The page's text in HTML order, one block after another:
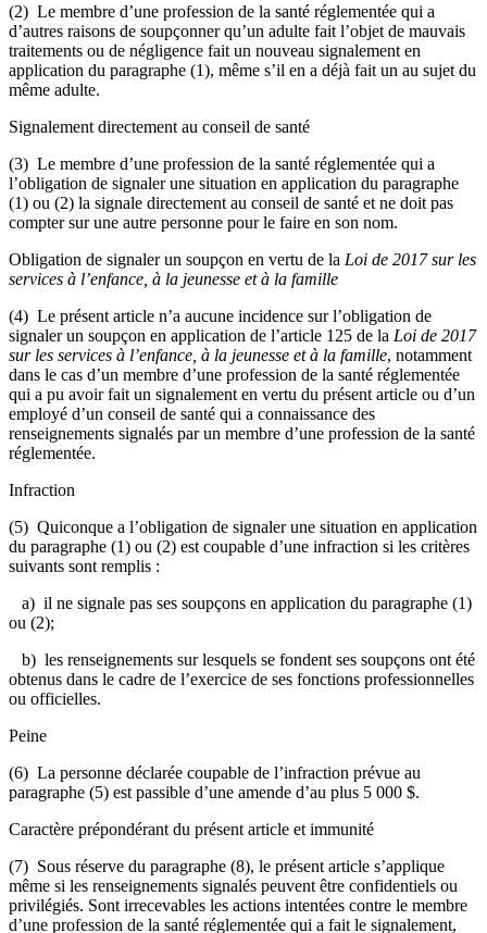
(2) Le membre d’une profession de la santé réglementée qui a
d’autres raisons de soupçonner qu’un adulte fait l’objet de mauvais
traitements ou de négligence fait un nouveau signalement en
application du paragraphe (1), même s’il en a déjà fait un au sujet du
même adulte.
Signalement directement au conseil de santé
(3) Le membre d’une profession de la santé réglementée qui a
l’obligation de signaler une situation en application du paragraphe
(1) ou (2) la signale directement au conseil de santé et ne doit pas
compter sur une autre personne pour le faire en son nom.
Obligation de signaler un soupçon en vertu de la Loi de 2017 sur les
services à l’enfance, à la jeunesse et à la famille
(4) Le présent article n’a aucune incidence sur l’obligation de
signaler un soupçon en application de l’article 125 de la Loi de 2017
sur les services à l’enfance, à la jeunesse et à la famille, notamment
dans le cas d’un membre d’une profession de la santé réglementée
qui a pu avoir fait un signalement en vertu du présent article ou d’un
employé d’un conseil de santé qui a connaissance des
renseignements signalés par un membre d’une profession de la santé
réglementée.
Infraction
(5) Quiconque a l’obligation de signaler une situation en application
du paragraphe (1) ou (2) est coupable d’une infraction si les critères
suivants sont remplis :
a) il ne signale pas ses soupçons en application du paragraphe (1)
ou (2);
b) les renseignements sur lesquels se fondent ses soupçons ont été
obtenus dans le cadre de l’exercice de ses fonctions professionnelles
ou officielles.
Peine
(6) La personne déclarée coupable de l’infraction prévue au
paragraphe (5) est passible d’une amende d’au plus 5 000 $.
Caractère prépondérant du présent article et immunité
(7) Sous réserve du paragraphe (8), le présent article s’applique
même si les renseignements signalés peuvent être confidentiels ou
privilégiés. Sont irrecevables les actions intentées contre le membre
d’une profession de la santé réglementée qui a fait le signalement,